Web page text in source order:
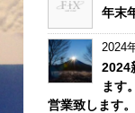
年末
2024
2024
ます
営業致します。